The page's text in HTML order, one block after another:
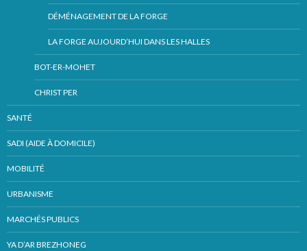
DÉMÉNAGEMENT DE LA FORGE
LA FORGE AUJOURD’HUI DANS LES HALLES
BOT-ER-MOHET
CHRIST PER
SANTÉ
SADI (AIDE À DOMICILE)
MOBILITÉ
URBANISME
MARCHÉS PUBLICS
YA D’AR BREZHONEG